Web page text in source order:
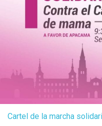
Cartel de la marcha